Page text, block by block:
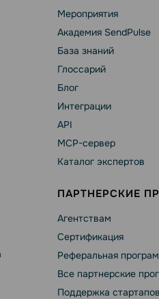
Мероприятия
Академия SendPulse
База знаний
Глоссарий
Блог
Интеграции
API
MCP-сервер
Каталог экспертов
ПАРТНЕРСКИЕ
Агентствам
Сертификация
Реферальная
Все партнерские
Поддержка стартапов